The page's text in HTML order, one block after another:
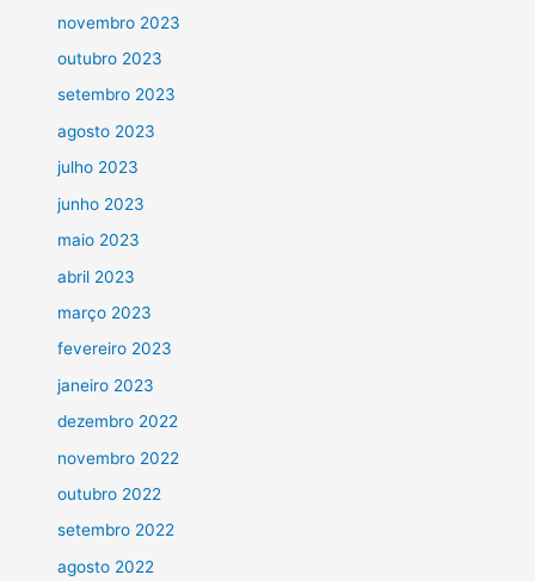
novembro 2023
outubro 2023
setembro 2023
agosto 2023
julho 2023
junho 2023
maio 2023
abril 2023
março 2023
fevereiro 2023
janeiro 2023
dezembro 2022
novembro 2022
outubro 2022
setembro 2022
agosto 2022